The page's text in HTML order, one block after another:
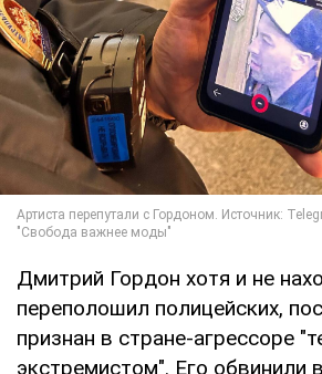
Дмитрий Гордон хотя и не
переполошил полицейских,
признан в стране-агрессоре
экстремистом". Его обвинили в